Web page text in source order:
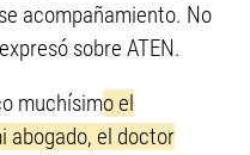
acompañamiento. No
sobre ATEN.
muchísimo el
abogado, el doctor